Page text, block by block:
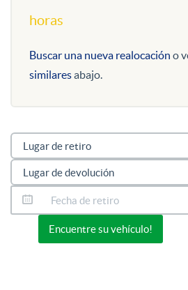
horas
Buscar una nueva realocación o
similaresabajo.
Encuentre su vehículo!